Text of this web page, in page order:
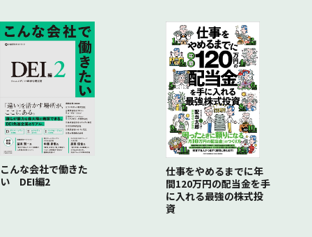
こんな会社で働きた
い DEI編2
仕事をやめるまでに年
間120万円の配当金を手
に入れる最強の株式投
資